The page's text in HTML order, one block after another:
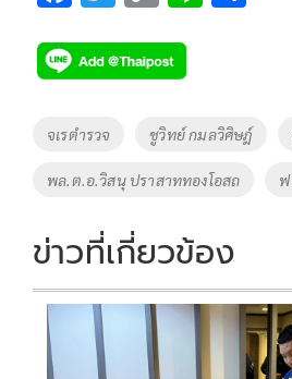
e
b
o
o
k
tt
er
p
y
Li
n
k
Tags
จเรตำรวจ ชูวิทย์ กมลวิศิษฎ์
พล.ต.อ.วิสนุ ปราสาททองโอสถ ฟ
ข่าวที่เกี่ยวข้อง